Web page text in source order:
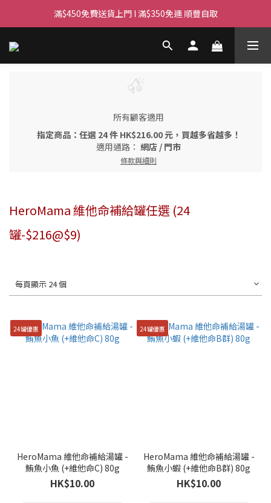
滿$450免費送貨上門 I 滿$350免運 順豐自取
滿$450免費送貨上門 I 滿$350免運 順豐自取
Whatsapp/Signal : 96659399
會員優惠｜購物滿 $100 回贈$3購物金
滿$450免費送貨上門 I 滿$350免運 順豐自取
所有顧客適用
指定商品：任選 24 件 HK$216.00 元，買越多省越多！
適用通路： 網店 / 門市
條款與細則
HeroMama 維他命補給罐任選 (24
罐-$216@$9)
每頁顯示 24 個
24罐優惠
HeroMama 維他命補給湯罐 -
鮪魚小魚 (+維他命C) 80g
HK$10.00
24罐優惠
HeroMama 維他命補給湯罐 -
鮪魚小蝦 (+維他命B群) 80g
HK$10.00